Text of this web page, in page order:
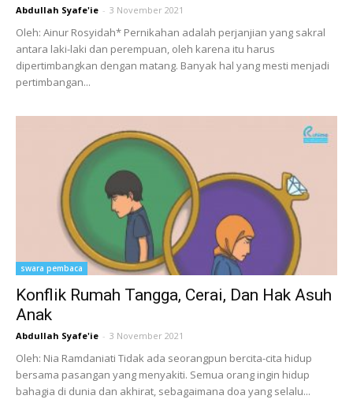
Abdullah Syafe'ie - 3 November 2021
Oleh: Ainur Rosyidah* Pernikahan adalah perjanjian yang sakral
antara laki-laki dan perempuan, oleh karena itu harus
dipertimbangkan dengan matang. Banyak hal yang mesti menjadi
pertimbangan...
swara pembaca
Konflik Rumah Tangga, Cerai, Dan Hak Asuh
Anak
Abdullah Syafe'ie - 3 November 2021
Oleh: Nia Ramdaniati Tidak ada seorangpun bercita-cita hidup
bersama pasangan yang menyakiti. Semua orang ingin hidup
bahagia di dunia dan akhirat, sebagaimana doa yang selalu...